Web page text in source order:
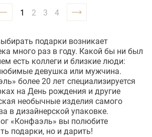
1 2 3 4
подарки возникает
много раз в году. Какой бы ни был
есть коллеги и близкие люди:
девушка или мужчина.
более 20 лет специализируется
на День рождения и другие
необычные изделия самого
в дизайнерской упаковке.
«Конфаэль» вы полюбите
подарки, но и дарить!